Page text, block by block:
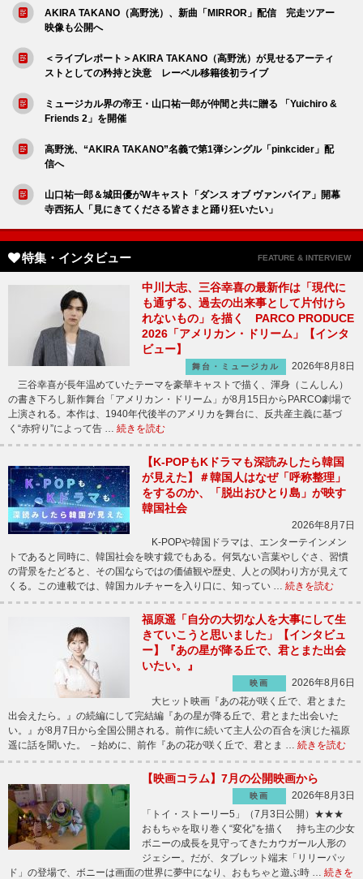
AKIRA TAKANO（高野洸）、新曲「MIRROR」配信 完走ツアー
映像も公開へ
＜ライブレポート＞AKIRA TAKANO（高野洸）が見せるアーティ
ストとしての矜持と決意 レーベル移籍後初ライブ
ミュージカル界の帝王・山口祐一郎が仲間と共に贈る 「Yuichiro &
Friends 2」を開催
高野洸、“AKIRA TAKANO”名義で第1弾シングル「pinkcider」配
信へ
山口祐一郎＆城田優がWキャスト「ダンス オブ ヴァンパイア」開幕
寺西拓人「見にきてくださる皆さまと踊り狂いたい」
特集・インタビュー FEATURE & INTERVIEW
中川大志、三谷幸喜の最新作は「現代に
も通ずる、過去の出来事として片付けら
れないもの」を描く PARCO PRODUCE
2026「アメリカン・ドリーム」【インタ
ビュー】
舞台・ミュージカル
2026年8月8日
三谷幸喜が長年温めていたテーマを豪華キャストで描く、渾身（こんしん）
の書き下ろし新作舞台「アメリカン・ドリーム」が8月15日からPARCO劇場で
上演される。本作は、1940年代後半のアメリカを舞台に、反共産主義に基づ
く“赤狩り”によって告 … 続きを読む
【K-POPもKドラマも深読みしたら韓国
が見えた】＃韓国人はなぜ「呼称整理」
をするのか、「脱出おひとり島」が映す
韓国社会
2026年8月7日
K-POPや韓国ドラマは、エンターテインメン
トであると同時に、韓国社会を映す鏡でもある。何気ない言葉やしぐさ、習慣
の背景をたどると、その国ならではの価値観や歴史、人との関わり方が見えて
くる。この連載では、韓国カルチャーを入り口に、知ってい … 続きを読む
福原遥「自分の大切な人を大事にして生
きていこうと思いました」【インタビュ
ー】『あの星が降る丘で、君とまた出会
いたい。』
映画
2026年8月6日
大ヒット映画『あの花が咲く丘で、君とまた
出会えたら。』の続編にして完結編『あの星が降る丘で、君とまた出会いた
い。』が8月7日から全国公開される。前作に続いて主人公の百合を演じた福原
遥に話を聞いた。 －始めに、前作『あの花が咲く丘で、君とま … 続きを読む
【映画コラム】7月の公開映画から
映画
2026年8月3日
「トイ・ストーリー5」（7月3日公開）★★★
おもちゃを取り巻く“変化”を描く 持ち主の少女
ボニーの成長を見守ってきたカウガール人形の
ジェシー。だが、タブレット端末「リリーパッ
ド」の登場で、ボニーは画面の世界に夢中になり、おもちゃと遊ぶ時 … 続きを